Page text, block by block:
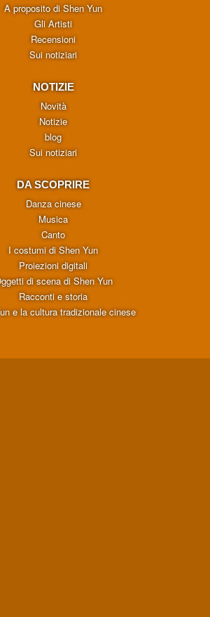
A proposito di Shen Yun
Gli Artisti
Recensioni
Sui notiziari
NOTIZIE
Novità
Notizie
blog
Sui notiziari
DA SCOPRIRE
Danza cinese
Musica
Canto
I costumi di Shen Yun
Proiezioni digitali
di scena di Shen Yun
Racconti e storia
e la cultura tradizionale cinese